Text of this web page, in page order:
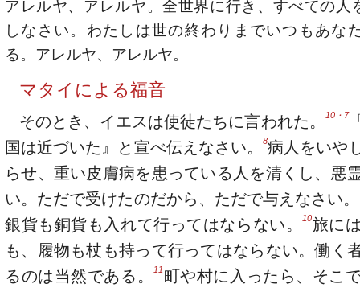
アレルヤ、アレルヤ。全世界に行き、すべての人
しなさい。わたしは世の終わりまでいつもあな
る。アレルヤ、アレルヤ。
マタイによる福音
そのとき、イエスは使徒たちに言われた。 10・7
国は近づいた』と宣べ伝えなさい。8病人をいや
らせ、重い皮膚病を患っている人を清くし、悪
い。ただで受けたのだから、ただで与えなさい。
銀貨も銅貨も入れて行ってはならない。10旅に
も、履物も杖も持って行ってはならない。働く
るのは当然である。11 町や村に入ったら、そこ